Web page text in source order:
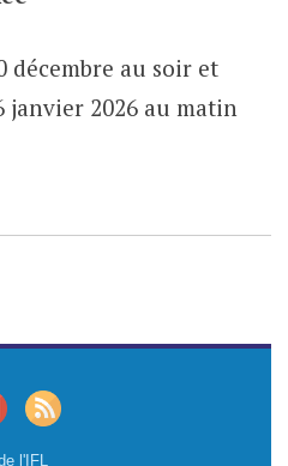
décembre au soir et
2026 au matin
l'IFL